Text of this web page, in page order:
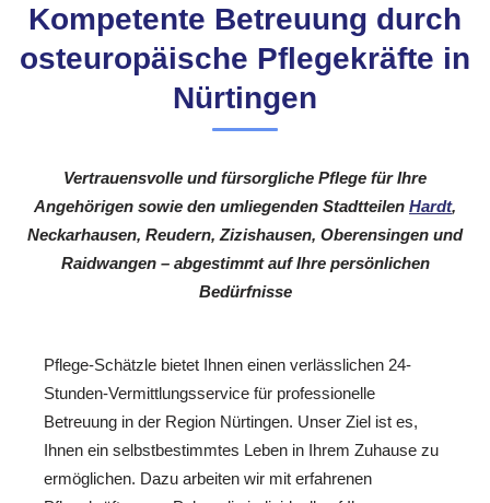
Kompetente Betreuung durch
osteuropäische Pflegekräfte in
Nürtingen
Vertrauensvolle und fürsorgliche Pflege für Ihre
Angehörigen sowie den umliegenden Stadtteilen Hardt,
Neckarhausen, Reudern, Zizishausen, Oberensingen und
Raidwangen – abgestimmt auf Ihre persönlichen
Bedürfnisse
Pflege-Schätzle bietet Ihnen einen verlässlichen 24-
Stunden-Vermittlungsservice für professionelle
Betreuung in der Region Nürtingen. Unser Ziel ist es,
Ihnen ein selbstbestimmtes Leben in Ihrem Zuhause zu
ermöglichen. Dazu arbeiten wir mit erfahrenen